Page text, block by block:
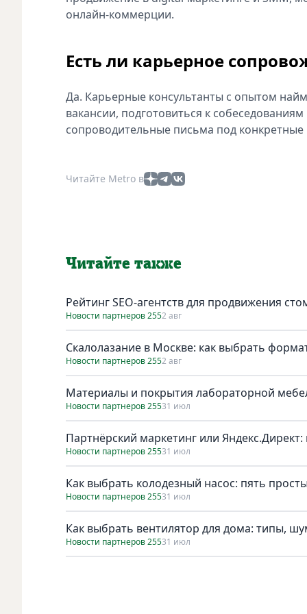
онлайн-коммерции.
Есть ли карьерное
Да. Карьерные консультанты с опытом
вакансии, подготовиться к
сопроводительные письма под
Читайте Metro в
Читайте также
Рейтинг SEO-агентств для продвижения
Новости партнеров 2552 авг
Скалолазание в Москве: как выбрать
Новости партнеров 2552 авг
Материалы и покрытия лабораторной
Новости партнеров 25531 июл
Партнёрский маркетинг или
Новости партнеров 25531 июл
Как выбрать колодезный насос: пять
Новости партнеров 25531 июл
Как выбрать вентилятор для дома: типы,
Новости партнеров 25531 июл